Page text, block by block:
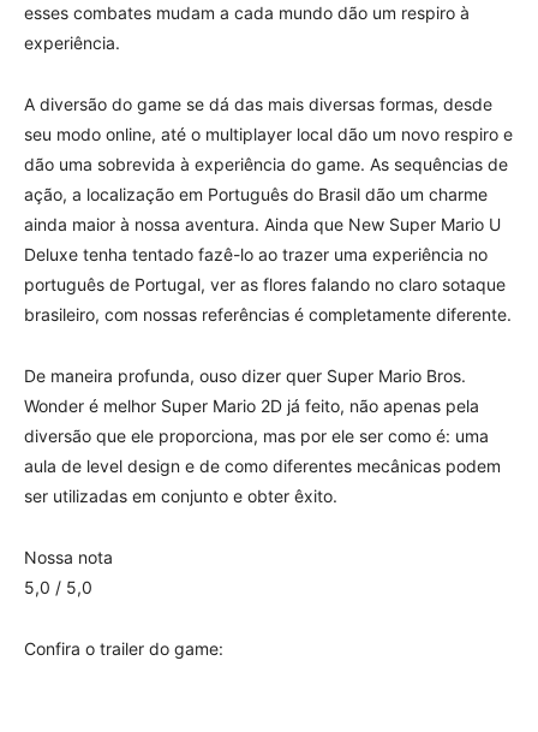
esses combates mudam a cada mundo dão um respiro à
experiência.
A diversão do game se dá das mais diversas formas, desde
seu modo online, até o multiplayer local dão um novo respiro e
dão uma sobrevida à experiência do game. As sequências de
ação, a localização em Português do Brasil dão um charme
ainda maior à nossa aventura. Ainda que New Super Mario U
Deluxe tenha tentado fazê-lo ao trazer uma experiência no
português de Portugal, ver as flores falando no claro sotaque
brasileiro, com nossas referências é completamente diferente.
De maneira profunda, ouso dizer quer Super Mario Bros.
Wonder é melhor Super Mario 2D já feito, não apenas pela
diversão que ele proporciona, mas por ele ser como é: uma
aula de level design e de como diferentes mecânicas podem
ser utilizadas em conjunto e obter êxito.
Nossa nota
5,0 / 5,0
Confira o trailer do game: